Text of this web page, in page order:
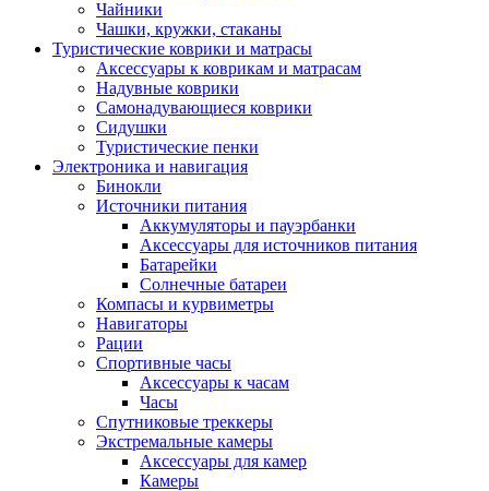
Чайники
Чашки, кружки, стаканы
Туристические коврики и матрасы
Аксессуары к коврикам и матрасам
Надувные коврики
Самонадувающиеся коврики
Сидушки
Туристические пенки
Электроника и навигация
Бинокли
Источники питания
Аккумуляторы и пауэрбанки
Аксессуары для источников питания
Батарейки
Солнечные батареи
Компасы и курвиметры
Навигаторы
Рации
Спортивные часы
Аксессуары к часам
Часы
Спутниковые треккеры
Экстремальные камеры
Аксессуары для камер
Камеры